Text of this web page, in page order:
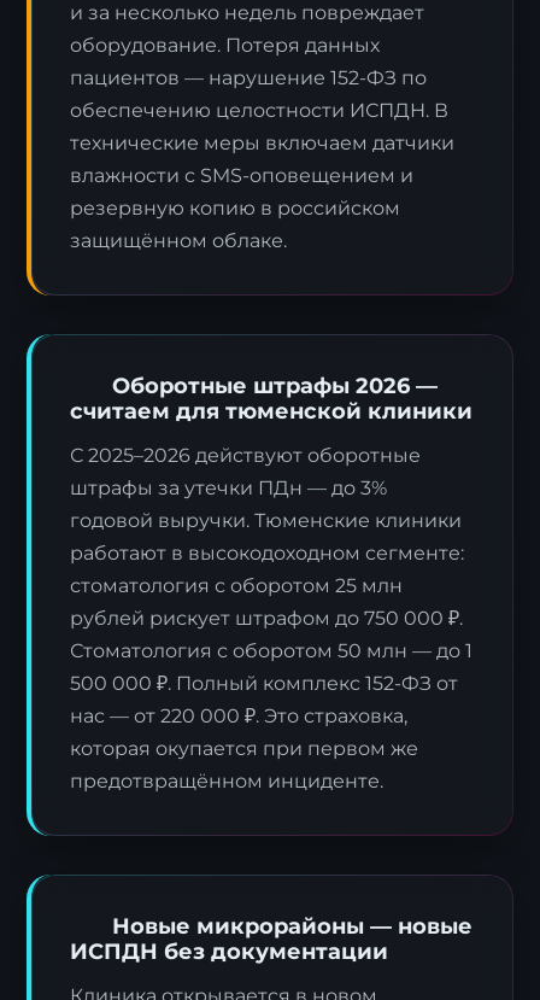
и за несколько недель повреждает
оборудование. Потеря данных
пациентов — нарушение 152-ФЗ по
обеспечению целостности ИСПДН. В
технические меры включаем датчики
влажности с SMS-оповещением и
резервную копию в российском
защищённом облаке.
Оборотные штрафы 2026 —
считаем для тюменской клиники
С 2025–2026 действуют оборотные
штрафы за утечки ПДн — до 3%
годовой выручки. Тюменские клиники
работают в высокодоходном сегменте:
стоматология с оборотом 25 млн
рублей рискует штрафом до 750 000 ₽.
Стоматология с оборотом 50 млн — до 1
500 000 ₽. Полный комплекс 152-ФЗ от
нас — от 220 000 ₽. Это страховка,
которая окупается при первом же
предотвращённом инциденте.
Новые микрорайоны — новые
ИСПДН без документации